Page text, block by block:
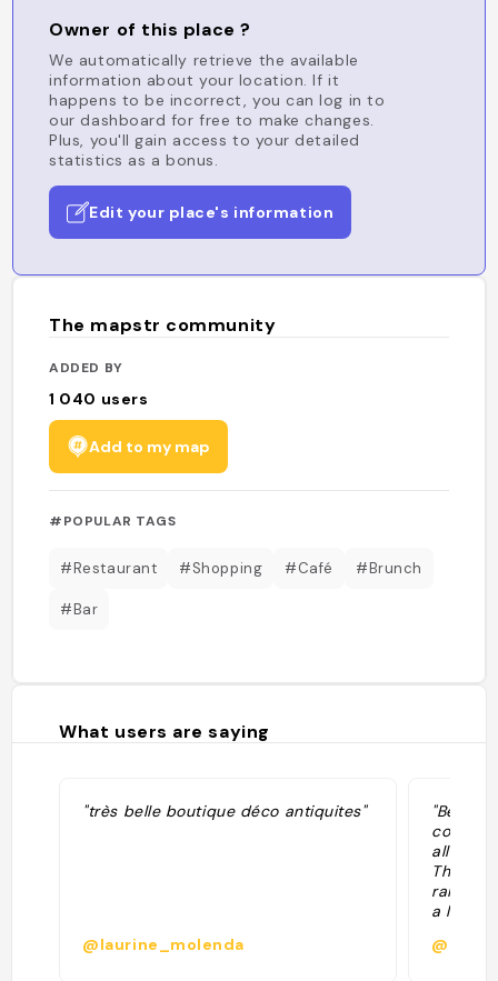
Owner of this place ?
We automatically retrieve the available
information about your location. If it
happens to be incorrect, you can log in to
our dashboard for free to make changes.
Plus, you'll gain access to your detailed
statistics as a bonus.
Edit your place's information
The mapstr community
ADDED BY
1 040 users
Add to my map
#POPULAR TAGS
#Restaurant #Shopping #Café #Brunch
#Bar
What users are saying
"très belle boutique déco antiquites"
@laurine_molenda
all
The
raised
a little